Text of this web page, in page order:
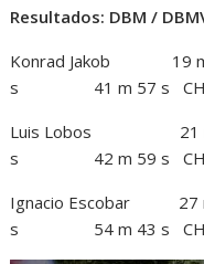
Resultados: DBM /
Konrad Jakob
s 41 m 57 s
Luis Lobos
s 42 m 59 s
Ignacio Escobar
s 54 m 43 s